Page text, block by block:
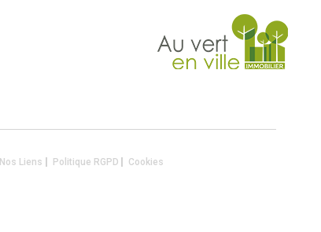
Nos Liens Politique RGPD Cookies